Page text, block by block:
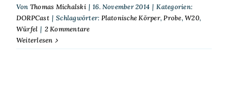
Von Thomas Michalski | 16. November 2014 | Kategorien:
DORPCast | Schlagwörter: Platonische Körper,Probe,W20,
Würfel | 2 Kommentare
Weiterlesen